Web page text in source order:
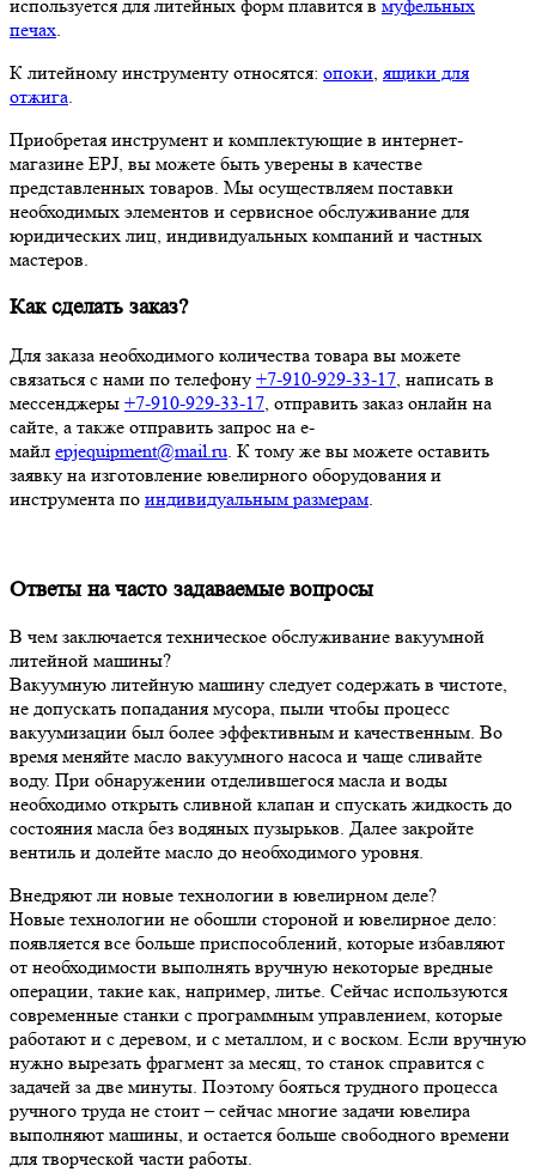
используется для литейных форм плавится в муфельных
печах.
К литейному инструменту относятся: опоки, ящики для
отжига.
Приобретая инструмент и комплектующие в интернет-
магазине EPJ, вы можете быть уверены в качестве
представленных товаров. Мы осуществляем поставки
необходимых элементов и сервисное обслуживание для
юридических лиц, индивидуальных компаний и частных
мастеров.
Как сделать заказ?
Для заказа необходимого количества товара вы можете
связаться с нами по телефону +7-910-929-33-17, написать в
мессенджеры +7-910-929-33-17, отправить заказ онлайн на
сайте, а также отправить запрос на е-
майл epjequipment@mail.ru. К тому же вы можете оставить
заявку на изготовление ювелирного оборудования и
инструмента по индивидуальным размерам.
Ответы на часто задаваемые вопросы
В чем заключается техническое обслуживание вакуумной
литейной машины?
Вакуумную литейную машину следует содержать в чистоте,
не допускать попадания мусора, пыли чтобы процесс
вакуумизации был более эффективным и качественным. Во
время меняйте масло вакуумного насоса и чаще сливайте
воду. При обнаружении отделившегося масла и воды
необходимо открыть сливной клапан и спускать жидкость до
состояния масла без водяных пузырьков. Далее закройте
вентиль и долейте масло до необходимого уровня.
Внедряют ли новые технологии в ювелирном деле?
Новые технологии не обошли стороной и ювелирное дело:
появляется все больше приспособлений, которые избавляют
от необходимости выполнять вручную некоторые вредные
операции, такие как, например, литье. Сейчас используются
современные станки с программным управлением, которые
работают и с деревом, и с металлом, и с воском. Если вручную
нужно вырезать фрагмент за месяц, то станок справится с
задачей за две минуты. Поэтому бояться трудного процесса
ручного труда не стоит – сейчас многие задачи ювелира
выполняют машины, и остается больше свободного времени
для творческой части работы.